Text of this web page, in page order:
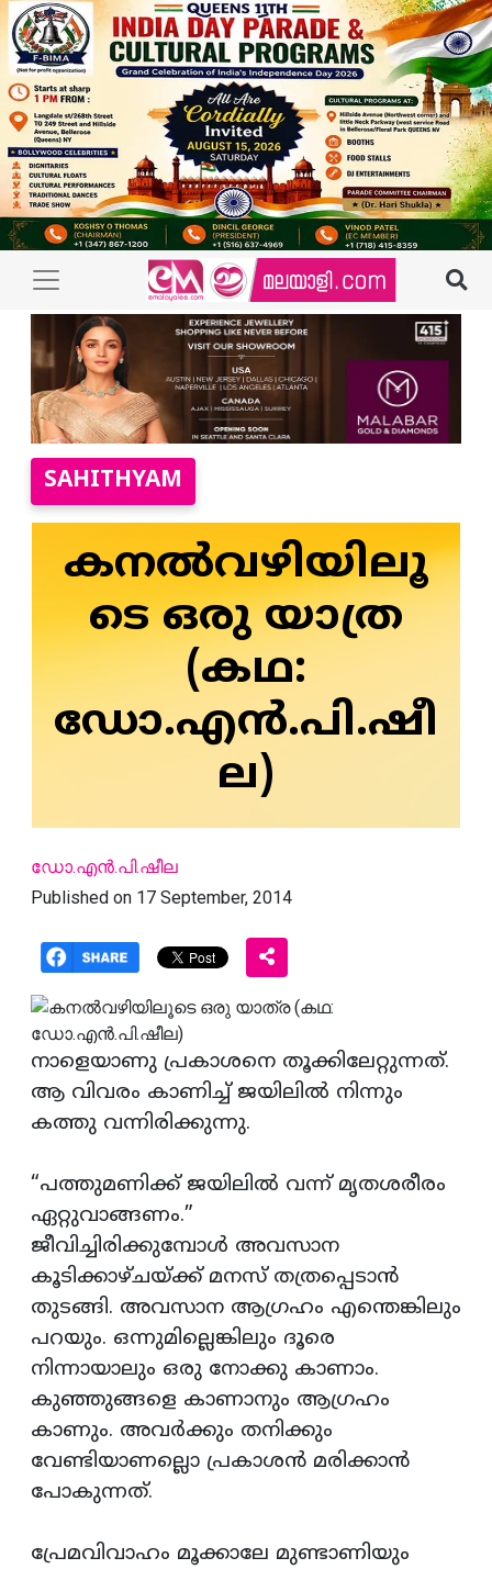
SAHITHYAM
കനല്‍വഴിയിലൂ
ടെ ഒരു യാത്ര
(കഥ:
ഡോ.എന്‍.പി.ഷീ
ല)
ഡോ.എന്‍.പി.ഷീല
Published on 17 September, 2014
നാളെയാണു പ്രകാശനെ തൂക്കിലേറ്റുന്നത്.
ആ വിവരം കാണിച്ച് ജയിലില്‍ നിന്നും
കത്തു വന്നിരിക്കുന്നു.
“പത്തുമണിക്ക് ജയിലില്‍ വന്ന് മൃതശരീരം
ഏറ്റുവാങ്ങണം.”
ജീവിച്ചിരിക്കുമ്പോള്‍ അവസാന
കൂടിക്കാഴ്ചയ്ക്ക് മനസ് തത്രപ്പെടാന്‍
തുടങ്ങി. അവസാന ആഗ്രഹം എന്തെങ്കിലും
പറയും. ഒന്നുമില്ലെങ്കിലും ദൂരെ
നിന്നായാലും ഒരു നോക്കു കാണാം.
കുഞ്ഞുങ്ങളെ കാണാനും ആഗ്രഹം
കാണും. അവര്‍ക്കും തനിക്കും
വേണ്ടിയാണല്ലൊ പ്രകാശന്‍ മരിക്കാന്‍
പോകുന്നത്.
പ്രേമവിവാഹം മൂക്കാലേ മുണ്ടാണിയും